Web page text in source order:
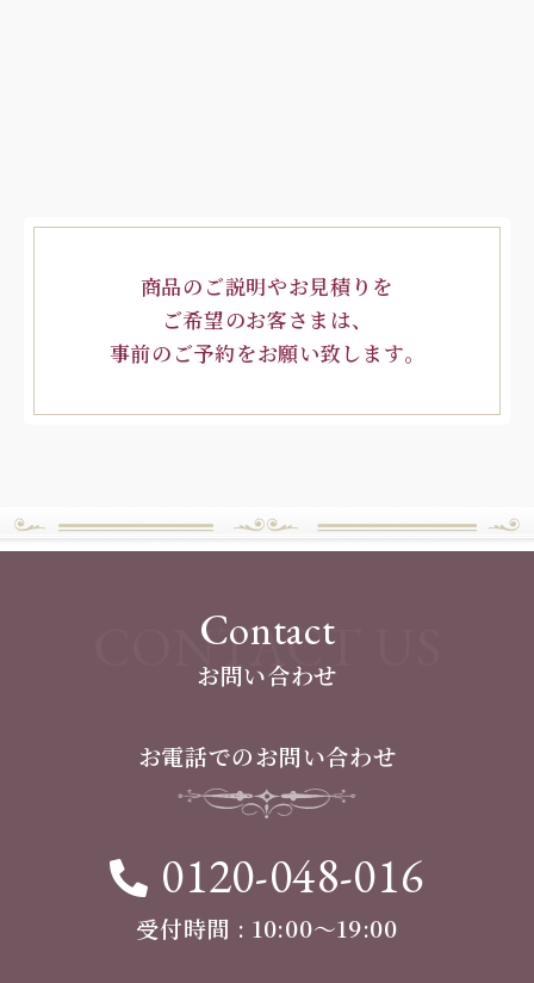
商品のご説明やお見積りを
ご希望のお客さまは、
事前のご予約をお願い致します。
Contact
お問い合わせ
CONTACT US
お電話でのお問い合わせ
0120-048-016
受付時間 : 10:00〜19:00